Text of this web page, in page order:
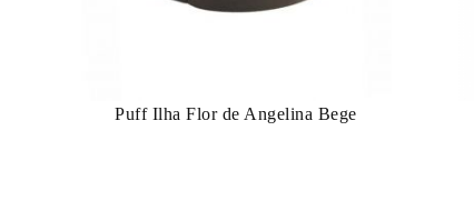
Puff Ilha Flor de Angelina Bege